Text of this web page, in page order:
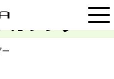
カレンダー